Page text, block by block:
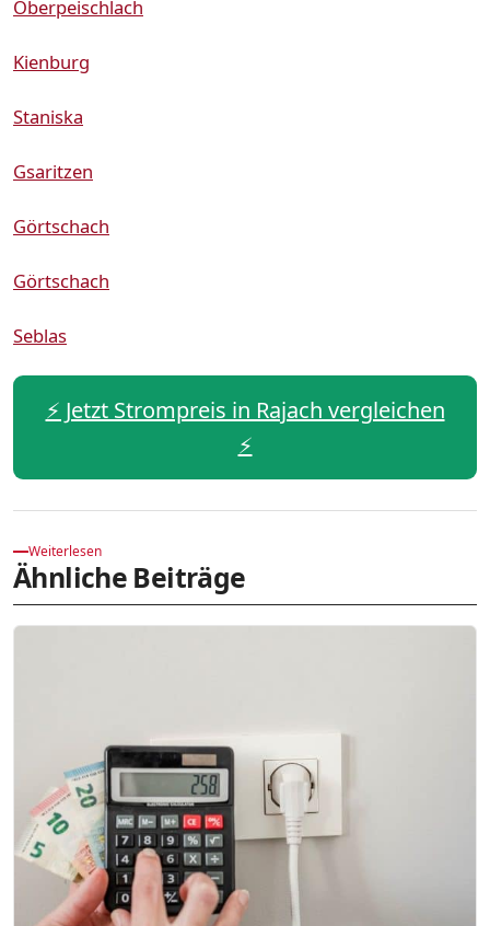
Oberpeischlach
Kienburg
Staniska
Gsaritzen
Görtschach
Görtschach
Seblas
⚡️ Jetzt Strompreis in Rajach vergleichen
⚡️
Weiterlesen
Ähnliche Beiträge